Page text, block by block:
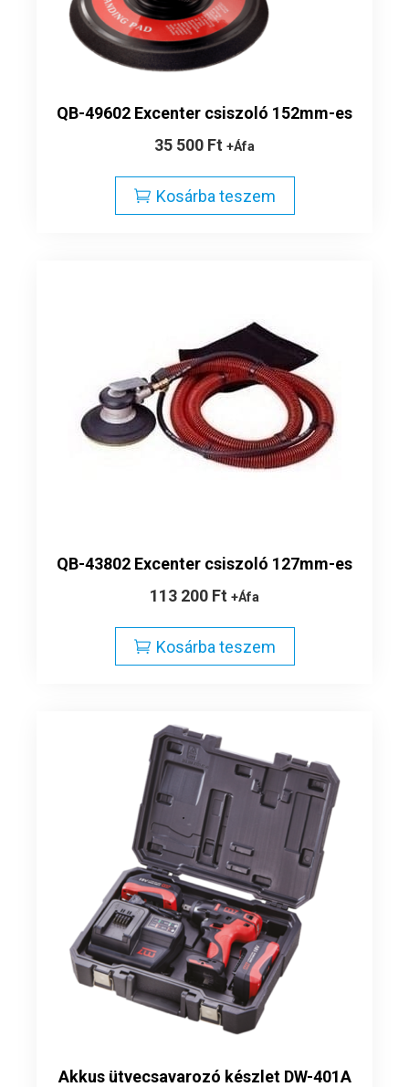
QB-49602 Excenter csiszoló 152mm-es
35 500 Ft +Áfa
Kosárba teszem
QB-43802 Excenter csiszoló 127mm-es
113 200 Ft +Áfa
Kosárba teszem
Akkus ütvecsavarozó készlet DW-401A